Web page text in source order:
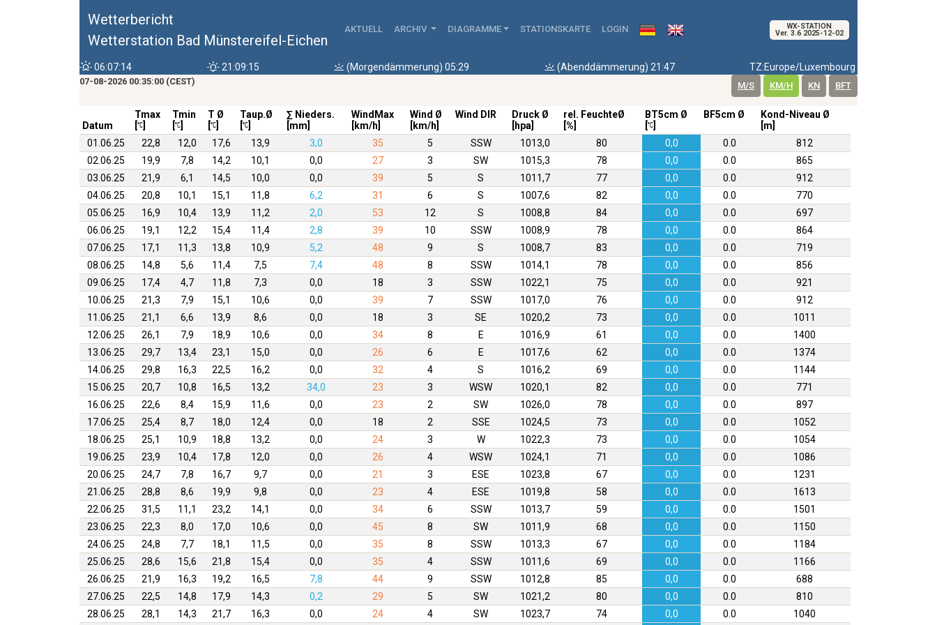
Wetterbericht
Wetterstation Bad Münstereifel-Eichen
AKTUELL ARCHIV DIAGRAMME STATIONSKARTE LOGIN WX-STATION
Ver. 3.6 2025-12-02
06:07:14 21:09:15 (Morgendämmerung) 05:29 (Abenddämmerung) 21:47 TZ:Europe/Luxembourg
07-08-2026 00:35:00 (CEST) M/S KM/H KN BFT
Datum
Tmax
Tmin
T Ø
Taup.Ø
∑ Nieders.
[mm]
WindMax
[km/h]
Wind Ø
[km/h]
Wind DIR
Druck Ø
[hpa]
rel. FeuchteØ
[%]
BT5cm Ø
BF5cm Ø
Kond-Niveau Ø
[m]
01.06.25
22,8 12,0 17,6 13,9 3,0 35 5 SSW 1013,0 80 0,0 0.0
812
02.06.25
19,9 7,8 14,2 10,1 0,0 27 3 SW 1015,3 78 0,0 0.0
865
03.06.25
21,9 6,1 14,5 10,0 0,0 39 5 S 1011,7 77 0,0 0.0
912
04.06.25
20,8 10,1 15,1 11,8 6,2 31 6 S 1007,6 82 0,0 0.0
770
05.06.25
16,9 10,4 13,9 11,2 2,0 53 12 S 1008,8 84 0,0 0.0
697
06.06.25
19,1 12,2 15,4 11,4 2,8 39 10 SSW 1008,9 78 0,0 0.0
864
07.06.25
17,1 11,3 13,8 10,9 5,2 48 9 S 1008,7 83 0,0 0.0
719
08.06.25
14,8 5,6 11,4 7,5 7,4 48 8 SSW 1014,1 78 0,0 0.0
856
09.06.25
17,4 4,7 11,8 7,3 0,0 18 3 SSW 1022,1 75 0,0 0.0
921
10.06.25
21,3 7,9 15,1 10,6 0,0 39 7 SSW 1017,0 76 0,0 0.0
912
11.06.25
21,1 6,6 13,9 8,6 0,0 18 3 SE 1020,2 73 0,0 0.0
1011
12.06.25
26,1 7,9 18,9 10,6 0,0 34 8 E 1016,9 61 0,0 0.0
1400
13.06.25
29,7 13,4 23,1 15,0 0,0 26 6 E 1017,6 62 0,0 0.0
1374
14.06.25
29,8 16,3 22,5 16,2 0,0 32 4 S 1016,2 69 0,0 0.0
1144
15.06.25
20,7 10,8 16,5 13,2 34,0 23 3 WSW 1020,1 82 0,0 0.0
771
16.06.25
22,6 8,4 15,9 11,6 0,0 23 2 SW 1026,0 78 0,0 0.0
897
17.06.25
25,4 8,7 18,0 12,4 0,0 18 2 SSE 1024,5 73 0,0 0.0
1052
18.06.25
25,1 10,9 18,8 13,2 0,0 24 3 W 1022,3 73 0,0 0.0
1054
19.06.25
23,9 10,4 17,8 12,0 0,0 26 4 WSW 1024,1 71 0,0 0.0
1086
20.06.25
24,7 7,8 16,7 9,7 0,0 21 3 ESE 1023,8 67 0,0 0.0
1231
21.06.25
28,8 8,6 19,9 9,8 0,0 23 4 ESE 1019,8 58 0,0 0.0
1613
22.06.25
31,5 11,1 23,2 14,1 0,0 34 6 SSW 1013,7 59 0,0 0.0
1501
23.06.25
22,3 8,0 17,0 10,6 0,0 45 8 SW 1011,9 68 0,0 0.0
1150
24.06.25
24,8 7,7 18,1 11,5 0,0 35 8 SSW 1013,3 67 0,0 0.0
1184
25.06.25
28,6 15,6 21,8 15,4 0,0 35 4 SSW 1011,6 69 0,0 0.0
1166
26.06.25
21,9 16,3 19,2 16,5 7,8 44 9 SSW 1012,8 85 0,0 0.0
688
27.06.25
22,5 14,8 17,9 14,3 0,2 29 5 SW 1021,2 80 0,0 0.0
810
28.06.25
28,1 14,3 21,7 16,3 0,0 24 4 SW 1023,7 74 0,0 0.0 1040